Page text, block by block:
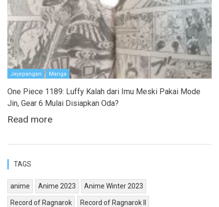
Jejepangan Manga
One Piece 1189: Luffy Kalah dari Imu Meski Pakai Mode
Jin, Gear 6 Mulai Disiapkan Oda?
Read more
TAGS
anime Anime 2023 Anime Winter 2023
Record of Ragnarok Record of Ragnarok II